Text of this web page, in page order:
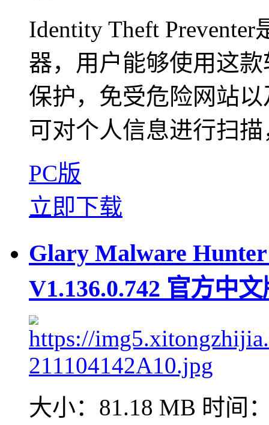
Identity Theft
器，用户能够使用这
保护，免受危险网站
可对个人信息进行扫
PC版
立即下载
Glary Malware
V1.136.0.742 官方中文
大小：81.18 MB 时间